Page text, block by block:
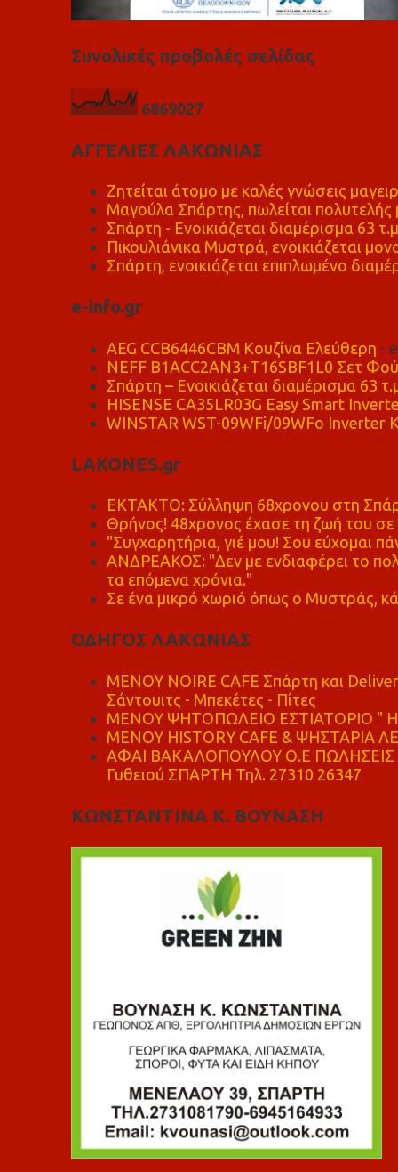
Συνολικές προβολές σελίδας
6869027
ΑΓΓΕΛΙΕΣ ΛΑΚΩΝΙΑΣ
Ζητείται άτομο με καλές γνώσεις
Μαγούλα Σπάρτης, πωλείται πολυτελής
Σπάρτη - Ενοικιάζεται διαμέρισμα 63 τ.μ
Πικουλιάνικα Μυστρά, ενοικιάζεται
Σπάρτη, ενοικιάζεται επιπλωμένο
e-info.gr
AEG CCB6446CBM Κουζίνα Ελεύθερη -
NEFF B1ACC2AN3+T16SBF1L0 Σετ
Σπάρτη – Ενοικιάζεται διαμέρισμα 63
HISENSE CA35LR03G Easy Smart
WINSTAR WST-09WFi/09WFo Inverter
LAKONES.gr
ΕΚΤΑΚΤΟ: Σύλληψη 68χρονου στη
Θρήνος! 48χρονος έχασε τη ζωή του
"Συγχαρητήρια, γιέ μου! Σου εύχομαι
ΑΝΔΡΕΑΚΟΣ: "Δεν με ενδιαφέρει το
τα επόμενα χρόνια."
Σε ένα μικρό χωριό όπως ο Μυστράς,
ΟΔΗΓΟΣ ΛΑΚΩΝΙΑΣ
MENOY NOIRE CAFE Σπάρτη και
Σάντουιτς - Μπεκέτες - Πίτες
ΜΕΝΟΥ ΨΗΤΟΠΩΛΕΙΟ ΕΣΤΙΑΤΟΡΙΟ "
ΜΕΝΟΥ HISTORY CAFE & ΨΗΣΤΑΡΙΑ
ΑΦΑΙ ΒΑΚΑΛΟΠΟΥΛΟΥ Ο.Ε ΠΩΛΗΣΕΙΣ
Γυθειού ΣΠΑΡΤΗ Τηλ. 27310 26347
ΚΩΝΣΤΑΝΤΙΝΑ Κ. ΒΟΥΝΑΣΗ